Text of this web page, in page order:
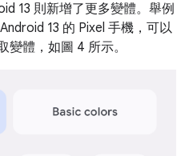
13 則新增了更多變體。舉例
13 的 Pixel 手機，可以
變體，如圖 4 所示。